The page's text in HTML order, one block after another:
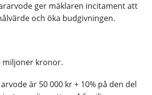
ger mäklaren incitament att
och öka budgivningen.
miljoner kronor.
är 50 000 kr + 10% på den del